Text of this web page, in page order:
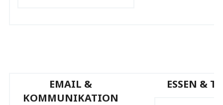
EMAIL &
KOMMUNIKATION
ESSEN &